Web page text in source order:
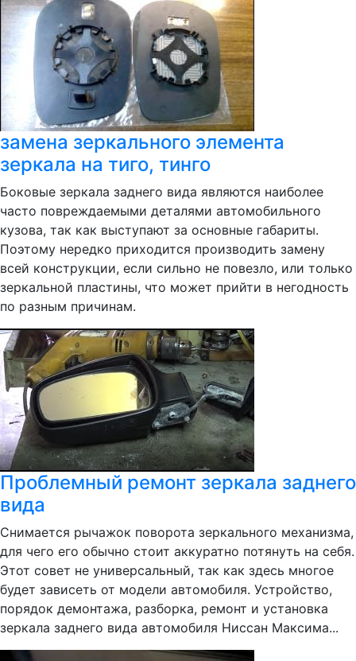
замена зеркального элемента
зеркала на тиго, тинго
Боковые зеркала заднего вида являются наиболее
часто повреждаемыми деталями автомобильного
кузова, так как выступают за основные габариты.
Поэтому нередко приходится производить замену
всей конструкции, если сильно не повезло, или только
зеркальной пластины, что может прийти в негодность
по разным причинам.
Проблемный ремонт зеркала заднего
вида
Снимается рычажок поворота зеркального механизма,
для чего его обычно стоит аккуратно потянуть на себя.
Этот совет не универсальный, так как здесь многое
будет зависеть от модели автомобиля. Устройство,
порядок демонтажа, разборка, ремонт и установка
зеркала заднего вида автомобиля Ниссан Максима...